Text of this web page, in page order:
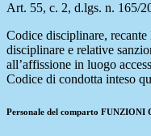
Art. 55, c. 2, d.lgs. n. 165/
Codice disciplinare,
disciplinare e relative
all’affissione in luogo
Codice di condotta inteso
Personale del comparto FUNZIONI